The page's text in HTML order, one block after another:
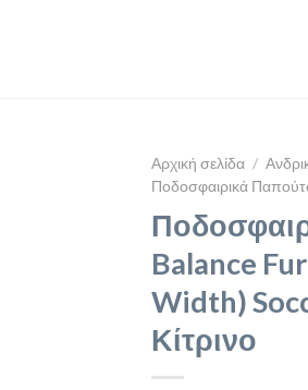
Αρχική σελίδα /
Ποδοσφαιρικά
Balance
Width)
Κίτρινο